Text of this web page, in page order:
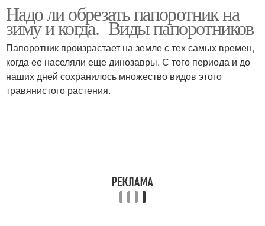
Надо ли обрезать папоротник на
зиму и когда. Виды папоротников
Папоротник произрастает на земле с тех самых времен,
когда ее населяли еще динозавры. С того периода и до
наших дней сохранилось множество видов этого
травянистого растения.